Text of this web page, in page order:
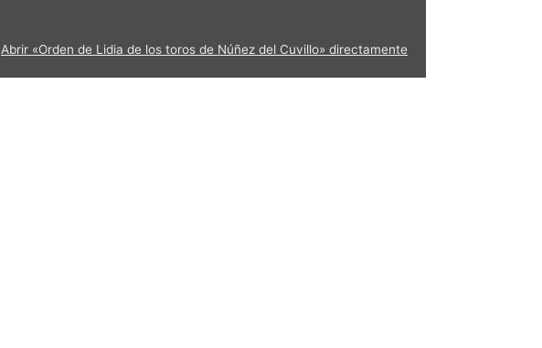
Abrir «Orden de Lidia de los toros de Núñez del Cuvillo» directamente